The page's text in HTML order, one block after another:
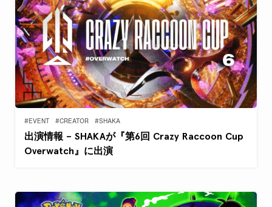
#EVENT #CREATOR #SHAKA
出演情報 – SHAKAが『第6回 Crazy Raccoon Cup
Overwatch』に出演